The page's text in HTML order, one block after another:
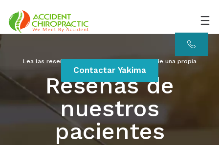
Contactar Yakima
Lea las reseñas de nuestros pacientes y envíe una propia
Reseñas de
nuestros
pacientes